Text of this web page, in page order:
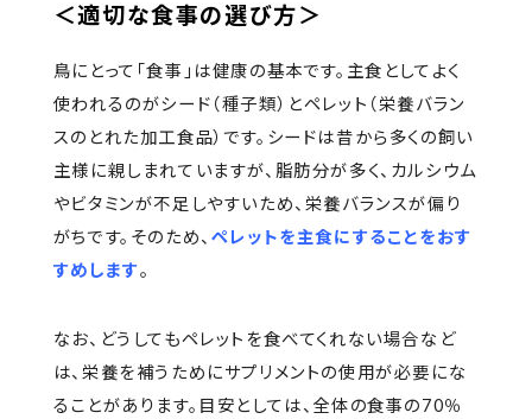
＜適切な食事の選び方＞
鳥にとって「食事」は健康の基本です。主食としてよく
使われるのがシード（種子類）とペレット（栄養バラン
スのとれた加工食品）です。シードは昔から多くの飼い
主様に親しまれていますが、脂肪分が多く、カルシウム
やビタミンが不足しやすいため、栄養バランスが偏り
がちです。そのため、 ペレットを主食にすることをおす
すめします。
なお、どうしてもペレットを食べてくれない場合など
は、栄養を補うためにサプリメントの使用が必要にな
ることがあります。目安としては、全体の食事の70％